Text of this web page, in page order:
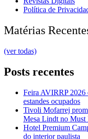
Política de
Matérias
(ver todas)
Posts recentes
Feira AVIRRP 2026
estandes ocupados
Tivoli Mofarrej
Mesa Lindt no Must
Hotel Premium
do interior paulista